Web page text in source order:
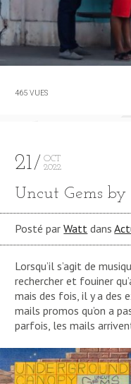
465 VUES
21
OCT
2022
Uncut Gems
Posté parWatt dans
Lorsqu’il s’agit de
rechercher et fouiner
mais des fois, il y a des
mails promos qu’on a
parfois, les mails